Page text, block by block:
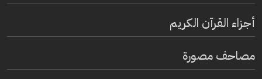
أجزاء القرآن الكريم
مصاحف مصورة